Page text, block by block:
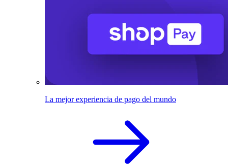
La mejor experiencia de pago del mundo